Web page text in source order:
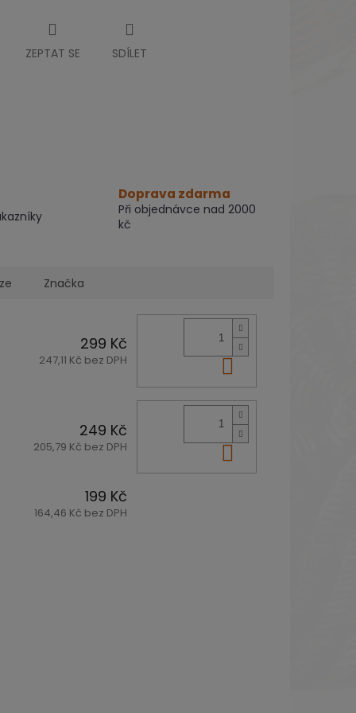
ZEPTAT SE SDÍLET
Doprava zdarma
Při objednávce nad 2000
kč
Značka
299 Kč
247,11 Kč bez DPH
249 Kč
205,79 Kč bez DPH Do košíku
199 Kč
164,46 Kč bez DPH